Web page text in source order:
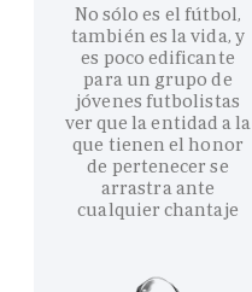
No sólo es el fútbol,
también es la vida, y
es poco edificante
para un grupo de
jóvenes futbolistas
ver que la entidad a la
que tienen el honor
de pertenecer se
arrastra ante
cualquier chantaje